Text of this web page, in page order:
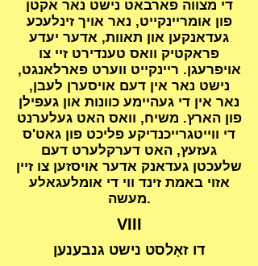
די מצווה פארבאט נישט נאר אקטן
פון אומריינקייט, נאר אויך זינלעכע
געדאנקען און תאוות, אדער יעדע
פראקטיק וואס טענדירט זיי צו
אויפרעגן. ריינקייט ווערט פארלאנגט,
נישט נאר אין דעם אויסערן לעבן,
נאר אין די געהיימע כוונות און געפילן
פון הארץ. משיח, וואס האט געלערנט
די ווייטגרייכנדיקע פליכט פון גאט'ס
געזעץ, האט דערקלערט דעם
שלעכטן געדאנק אדער אויסזען צו זיין
אזוי באמת זינד ווי די אומלעגאלע
מעשה.
VIII
דו זאָלסט נישט גנבענען